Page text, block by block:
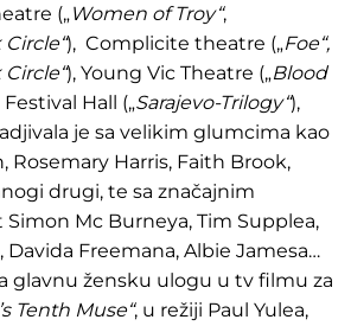
(„Women of Troy“,
), Complicite theatre („Foe“,
), Young Vic Theatre („Blood
Festival Hall („Sarajevo-Trilogy“),
je sa velikim glumcima kao
Rosemary Harris, Faith Brook,
drugi, te sa značajnim
Mc Burneya, Tim Supplea,
Freemana, Albie Jamesa…
glavnu žensku ulogu u tv filmu za
Tenth Muse“, u režiji Paul Yulea,